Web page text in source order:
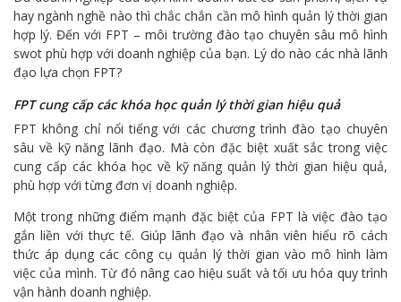
hay ngành nghề nào thì chắc chắn cần mô hình quản lý thời gian
hợp lý. Đến với FPT – môi trường đào tạo chuyên sâu mô hình
swot phù hợp với doanh nghiệp của bạn. Lý do nào các nhà lãnh
đạo lựa chọn FPT?
FPT cung cấp các khóa học quản lý thời gian hiệu quả
FPT không chỉ nổi tiếng với các chương trình đào tạo chuyên
sâu về kỹ năng lãnh đạo. Mà còn đặc biệt xuất sắc trong việc
cung cấp các khóa học về kỹ năng quản lý thời gian hiệu quả,
phù hợp với từng đơn vị doanh nghiệp.
Một trong những điểm mạnh đặc biệt của FPT là việc đào tạo
gắn liền với thực tế. Giúp lãnh đạo và nhân viên hiểu rõ cách
thức áp dụng các công cụ quản lý thời gian vào mô hình làm
việc của mình. Từ đó nâng cao hiệu suất và tối ưu hóa quy trình
vận hành doanh nghiệp.